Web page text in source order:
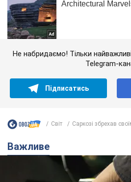
Не набридаємо! Тільки
Telegram-
Підписатись
Світ Саркозі збрехав
Важливе